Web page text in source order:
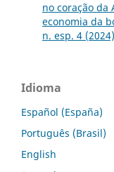
no coração da
economia da
n. esp. 4
Idioma
Español (España)
Português (Brasil)
English